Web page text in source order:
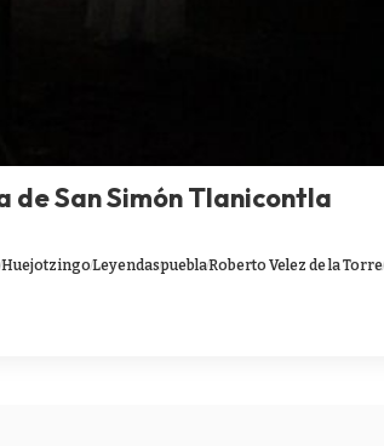
de San Simón Tlanicontla
HuejotzingoLeyendaspueblaRoberto Velez de la Torre